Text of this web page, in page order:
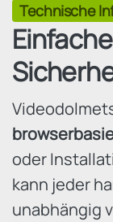
Technische
oder
kann jeder
unabhängig